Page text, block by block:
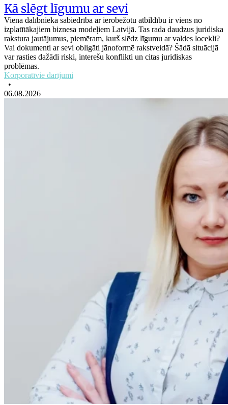
Kā slēgt līgumu ar sevi
Viena dalībnieka sabiedrība ar ierobežotu atbildību ir viens no
izplatītākajiem biznesa modeļiem Latvijā. Tas rada daudzus juridiska
rakstura jautājumus, piemēram, kurš slēdz līgumu ar valdes locekli?
Vai dokumenti ar sevi obligāti jānoformē rakstveidā? Šādā situācijā
var rasties dažādi riski, interešu konflikti un citas juridiskas
problēmas.
Korporatīvie darījumi
•
06.08.2026